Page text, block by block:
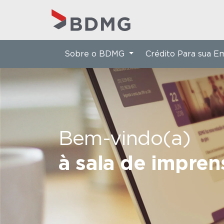
Bem-vindo(a)
à sala de
Sobre o BDMG Crédito Para sua